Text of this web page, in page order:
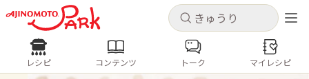
キャンセル
ログインするとレシピを保存できます
キャンセル
レシピ コンテンツ
レシピ コンテンツ トーク マイレシピ